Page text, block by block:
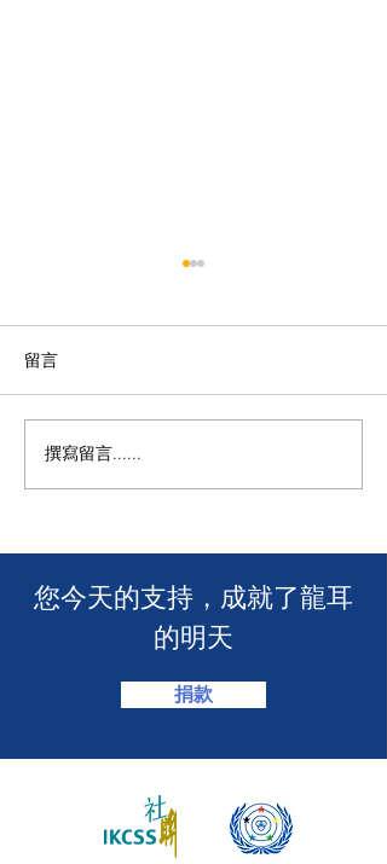
🎉【龍耳送上祝賀！全新
飲品店「糯語 NUMEE」正
惠！】🎊
留言
撰寫留言......
​您今天的支持，成就了龍耳
的明天
捐款